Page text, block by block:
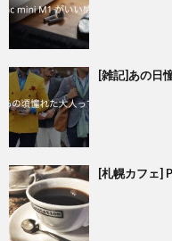
[雑記]あの日
[札幌カフェ]